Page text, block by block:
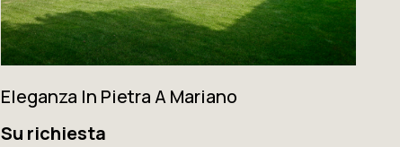
Eleganza In Pietra A Mariano
Su richiesta